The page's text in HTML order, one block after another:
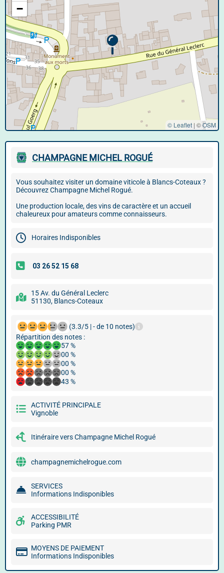
−
© Leaflet | ©OSM
CHAMPAGNE MICHEL ROGUÉ
Vous souhaitez visiter un domaine viticole à Blancs-Coteaux ?
Découvrez Champagne Michel Rogué.
Une production locale, des vins de caractère et un accueil
chaleureux pour amateurs comme connaisseurs.
Horaires Indisponibles
15 Av. du Général Leclerc
51130, Blancs-Coteaux
(3.3/5 | - de 10 notes)
Répartition des notes :
57 %
00 %
00 %
00 %
43 %
ACTIVITÉ PRINCIPALE
Vignoble
Itinéraire vers Champagne Michel Rogué
champagnemichelrogue.com
SERVICES
Informations Indisponibles
ACCESSIBILITÉ
Parking PMR
MOYENS DE PAIEMENT
Informations Indisponibles